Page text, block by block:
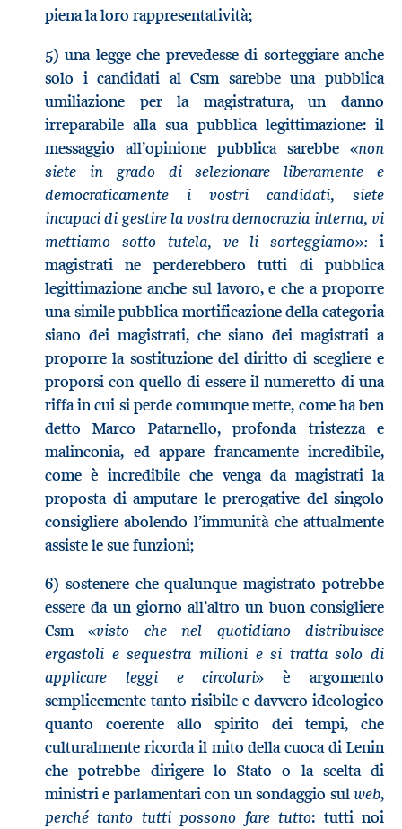
piena la loro rappresentatività;
5) una legge che prevedesse di sorteggiare anche
solo i candidati al Csm sarebbe una pubblica
umiliazione per la magistratura, un danno
irreparabile alla sua pubblica legittimazione: il
messaggio all’opinione pubblica sarebbe «non
siete in grado di selezionare liberamente e
democraticamente i vostri candidati, siete
incapaci di gestire la vostra democrazia interna, vi
mettiamo sotto tutela, ve li sorteggiamo»: i
magistrati ne perderebbero tutti di pubblica
legittimazione anche sul lavoro, e che a proporre
una simile pubblica mortificazione della categoria
siano dei magistrati, che siano dei magistrati a
proporre la sostituzione del diritto di scegliere e
proporsi con quello di essere il numeretto di una
riffa in cui si perde comunque mette, come ha ben
detto Marco Patarnello, profonda tristezza e
malinconia, ed appare francamente incredibile,
come è incredibile che venga da magistrati la
proposta di amputare le prerogative del singolo
consigliere abolendo l’immunità che attualmente
assiste le sue funzioni;
6) sostenere che qualunque magistrato potrebbe
essere da un giorno all’altro un buon consigliere
Csm «visto che nel quotidiano distribuisce
ergastoli e sequestra milioni e si tratta solo di
applicare leggi e circolari» è argomento
semplicemente tanto risibile e davvero ideologico
quanto coerente allo spirito dei tempi, che
culturalmente ricorda il mito della cuoca di Lenin
che potrebbe dirigere lo Stato o la scelta di
ministri e parlamentari con un sondaggio sulweb,
perché tanto tutti possono fare tutto: tutti noi